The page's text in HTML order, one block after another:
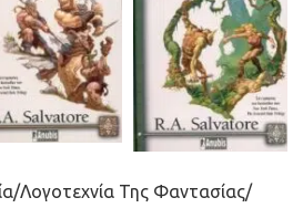
Λογοτεχνία Της Φαντασίας